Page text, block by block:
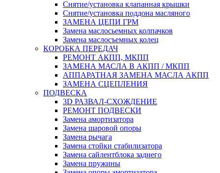
Cнятие/установка клапанная крышки
Cнятие/установка поддона масляного
ЗАМЕНА ЦЕПИ ГРМ
Замена маслосьемных колпачков
Замена маслосъемных колец
КОРОБКА ПЕРЕДАЧ
РЕМОНТ АКПП, МКПП
ЗАМЕНА МАСЛА В АКПП / МКПП
АППАРАТНАЯ ЗАМЕНА МАСЛА АКПП
ЗАМЕНА СЦЕПЛЕНИЯ
ПОДВЕСКА
3D РАЗВАЛ-СХОЖДЕНИЕ
РЕМОНТ ПОДВЕСКИ
Замена амортизатора
Замена шаровой опоры
Замена рычага
Замена стойки стабилизатора
Замена сайлентблока заднего
Замена пружины